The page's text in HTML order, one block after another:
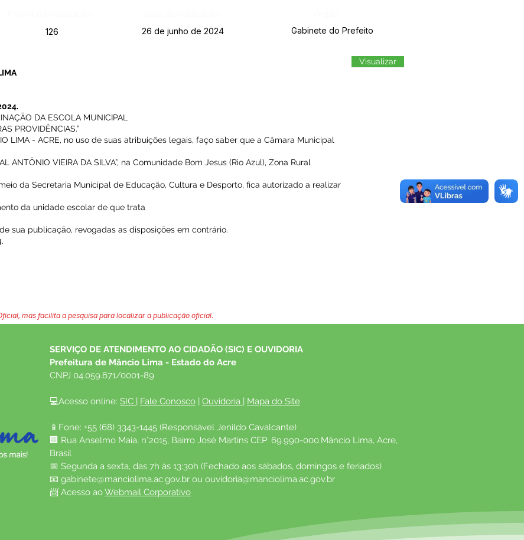
126 26 de junho de 2024 Gabinete do Prefeito
DA ESCOLA MUNICIPAL
PROVIDÊNCIAS.”
LIMA - ACRE, no uso de suas atribuições legais, faço saber que a Câmara Municipal
ANTÔNIO VIEIRA DA SILVA”, na Comunidade Bom Jesus (Rio Azul), Zona Rural
da Secretaria Municipal de Educação, Cultura e Desporto, fica autorizado a realizar
da unidade escolar de que trata
sua publicação, revogadas as disposições em contrário.
Visualizar
mas facilita a pesquisa para localizar a publicação oficial.
SERVIÇO DE ATENDIMENTO AO CIDADÃO (SIC) E OUVIDORIA
Prefeitura de Mâncio Lima - Estado do Acre
CNPJ 04.059.671/0001-89
💻Acesso online: SIC | Fale Conosco | Ouvidoria | Mapa do Site
📱Fone: +55 (68) 3343-1445 (Responsável Jenildo Cavalcante)
🏢 Rua Anselmo Maia, n°2015, Bairro José Martins CEP: 69.990-000.Mâncio Lima, Acre,
Brasil
📅 Segunda a sexta, das 7h às 13:30h (Fechado aos sábados, domingos e feriados)
📧 gabinete@manciolima.ac.gov.br ou ouvidoria@manciolima.ac.gov.br
📨 Acesso ao Webmail Corporativo